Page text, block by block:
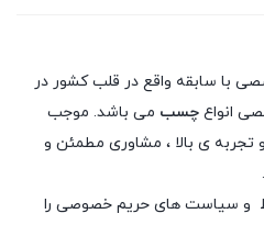
با سابقه واقع در قلب کشور در
انواع چسب می باشد. موجب
تجربه ی بالا ، مشاوری مطمئن و
و سیاست های حریم خصوصی را